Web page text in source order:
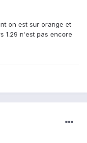
on est sur orange et
1.29 n'est pas encore